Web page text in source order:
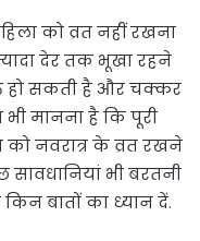
को व्रत नहीं रखना
देर तक भूखा रहने
हो सकती है और चक्कर
मानना है क‍ि पूरी
को नवरात्र के व्रत रखने
भी बरतनी
बातों का ध्यान दें.